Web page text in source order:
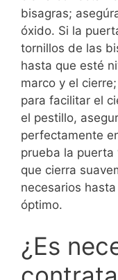
bisagras;
óxido. Si la
tornillos de las
hasta que esté
marco y el
para facilitar el
el pestillo,
perfectamente
prueba la puerta
que cierra
necesarios
óptimo.
¿Es